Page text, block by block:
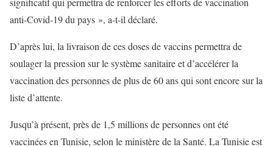
anti-Covid-19 du pays », a-t-il déclaré.
D’après lui, la livraison de ces doses de vaccins permettra de
soulager la pression sur le système sanitaire et d’accélérer la
vaccination des personnes de plus de 60 ans qui sont encore sur la
liste d’attente.
Jusqu’à présent, près de 1,5 millions de personnes ont été
vaccinées en Tunisie, selon le ministère de la Santé. La Tunisie est